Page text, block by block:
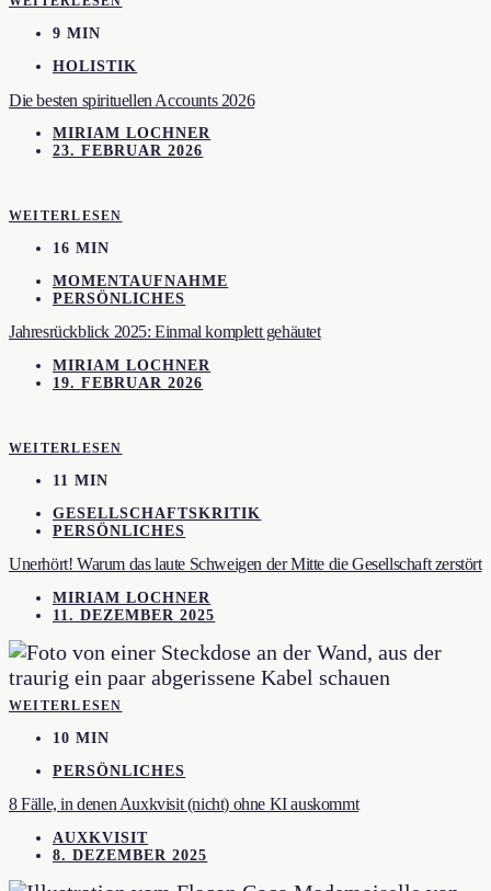
9 MIN
HOLISTIK
Die besten spirituellen Accounts 2026
MIRIAM LOCHNER
23. FEBRUAR 2026
WEITERLESEN
16 MIN
MOMENTAUFNAHME
PERSÖNLICHES
Jahresrückblick 2025: Einmal komplett gehäutet
MIRIAM LOCHNER
19. FEBRUAR 2026
WEITERLESEN
11 MIN
GESELLSCHAFTSKRITIK
PERSÖNLICHES
Unerhört! Warum das laute Schweigen der Mitte die Gesellschaft zerstört
MIRIAM LOCHNER
11. DEZEMBER 2025
WEITERLESEN
10 MIN
PERSÖNLICHES
8 Fälle, in denen Auxkvisit (nicht) ohne KI auskommt
AUXKVISIT
8. DEZEMBER 2025